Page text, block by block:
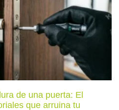
de una puerta: El
que arruina tu